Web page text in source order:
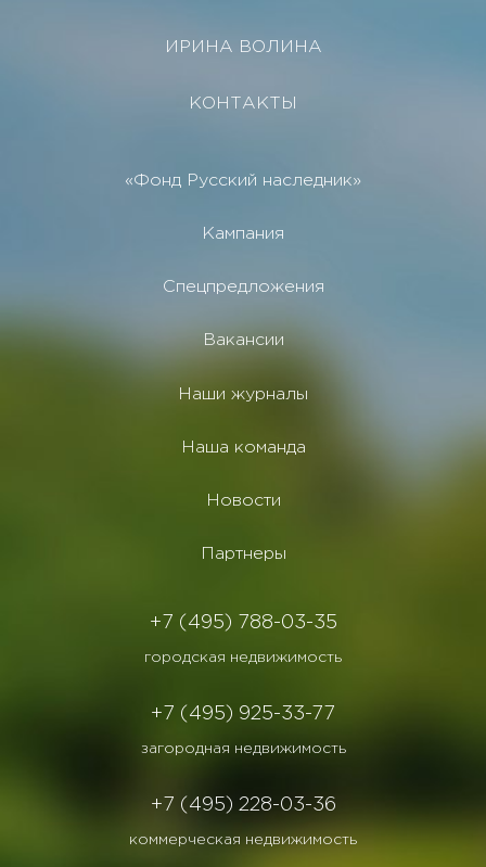
ИРИНА ВОЛИНА
КОНТАКТЫ
«Фонд Русский наследник»
Кампания
Спецпредложения
Вакансии
Наши журналы
Наша команда
Новости
Партнеры
+7 (495) 788-03-35
городская недвижимость
+7 (495) 925-33-77
загородная недвижимость
+7 (495) 228-03-36
коммерческая недвижимость